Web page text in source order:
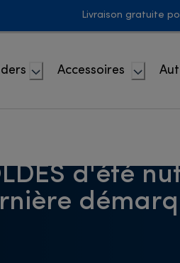
Livraison gratuite
Accessoires
d'été